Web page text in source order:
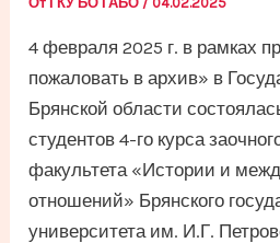
4 февраля 2025 г. в рамках
пожаловать в архив» в
Брянской области
студентов 4-го курса
факультета «Истории и
отношений» Брянского
университета им. И.Г.